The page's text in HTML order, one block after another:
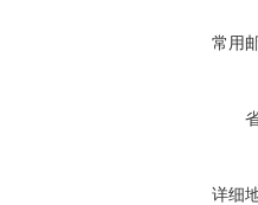
常用
详细